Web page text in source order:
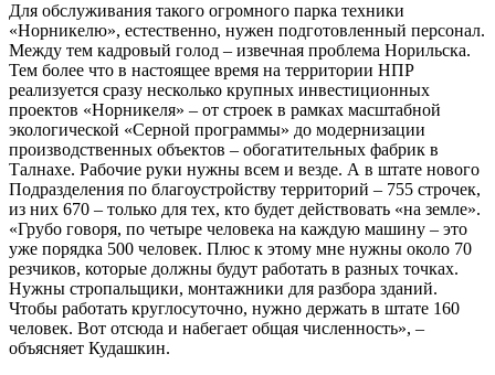
Для обслуживания такого огромного парка техники
«Норникелю», естественно, нужен подготовленный персонал.
Между тем кадровый голод – извечная проблема Норильска.
Тем более что в настоящее время на территории НПР
реализуется сразу несколько крупных инвестиционных
проектов «Норникеля» – от строек в рамках масштабной
экологической «Серной программы» до модернизации
производственных объектов – обогатительных фабрик в
Талнахе. Рабочие руки нужны всем и везде. А в штате нового
Подразделения по благоустройству территорий – 755 строчек,
из них 670 – только для тех, кто будет действовать «на земле».
«Грубо говоря, по четыре человека на каждую машину – это
уже порядка 500 человек. Плюс к этому мне нужны около 70
резчиков, которые должны будут работать в разных точках.
Нужны стропальщики, монтажники для разбора зданий.
Чтобы работать круглосуточно, нужно держать в штате 160
человек. Вот отсюда и набегает общая численность», –
объясняет Кудашкин.